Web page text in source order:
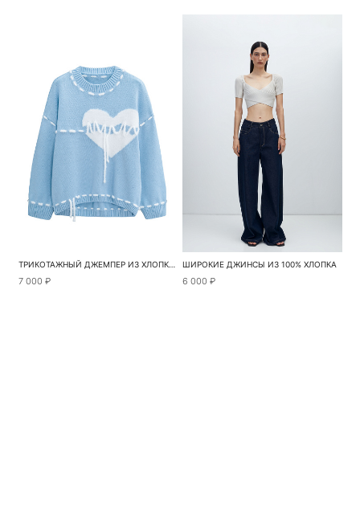
ТРИКОТАЖНЫЙ ДЖЕМПЕР ИЗ ХЛОПКА С СЕРДЦЕМ
7 000 ₽
ШИРОКИЕ ДЖИНСЫ ИЗ 100% ХЛОПКА
6 000 ₽